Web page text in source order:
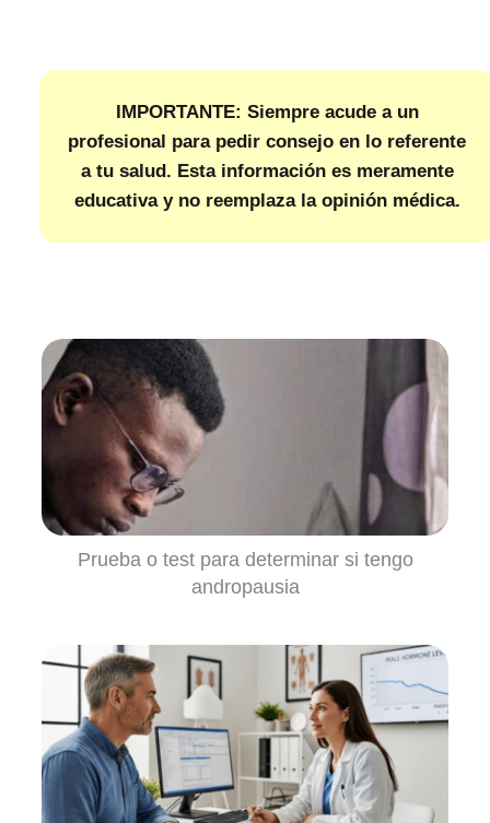
IMPORTANTE: Siempre acude a un
profesional para pedir consejo en lo referente
a tu salud. Esta información es meramente
educativa y no reemplaza la opinión médica.
Prueba o test para determinar si tengo
andropausia